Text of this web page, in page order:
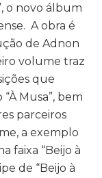
o novo álbum
A obra é
de Adnon
volume traz
que
Musa”, bem
parceiros
a exemplo
faixa “Beijo à
de “Beijo à